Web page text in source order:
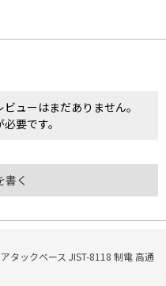
ューはまだありません。
必要です。
書く
タックベース JIST-8118 制電 高通